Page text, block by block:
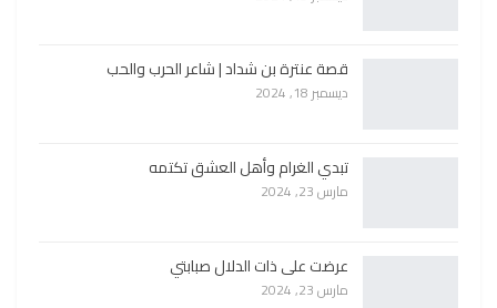
قصة عنترة بن شداد | شاعر الحرب والحب
ديسمبر 18, 2024
تبدي الغرام وأهل العشق تكتمه
مارس 23, 2024
عرضت على ذات الدلال صبابتي
مارس 23, 2024